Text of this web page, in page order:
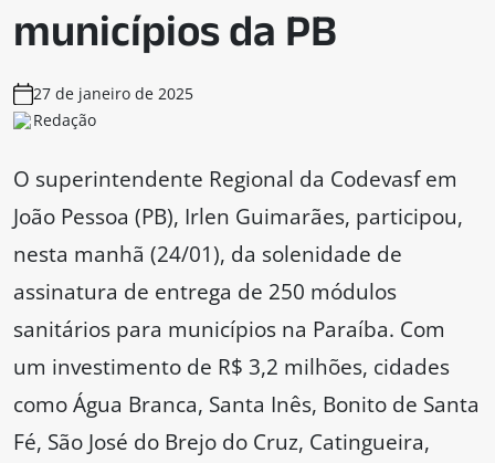
municípios da PB
27 de janeiro de 2025
Redação
O superintendente Regional da Codevasf em
João Pessoa (PB), Irlen Guimarães, participou,
nesta manhã (24/01), da solenidade de
assinatura de entrega de 250 módulos
sanitários para municípios na Paraíba. Com
um investimento de R$ 3,2 milhões, cidades
como Água Branca, Santa Inês, Bonito de Santa
Fé, São José do Brejo do Cruz, Catingueira,